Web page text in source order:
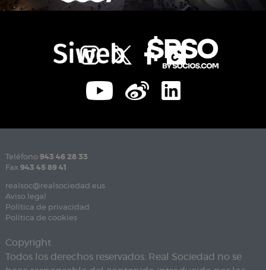
Teléfono 943 46 28 33
Fax 943 45 89 41
realsoc@realsociedad.eus
Aviso legal
Política de privacidad
Política de cookies
Copyright
Todos los derechos reservados. Real Sociedad no se